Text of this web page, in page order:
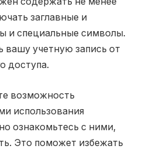
заглавные и
и специальные символы.
учетную запись от
доступа.
возможность
использования
ознакомьтесь с ними,
Это поможет избежать